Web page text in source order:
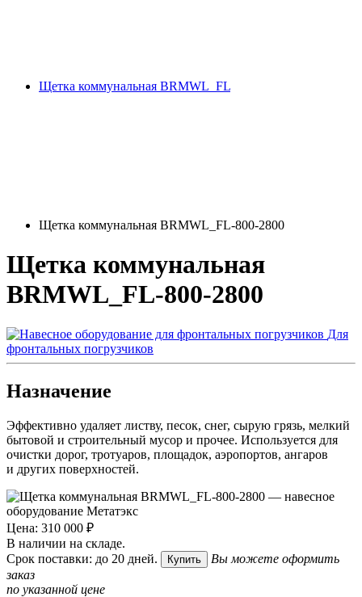
Щетка коммунальная BRMWL_FL
Щетка коммунальная BRMWL_FL-800-2800
Щетка коммунальная
BRMWL_FL-800-2800
Для
фронтальных погрузчиков
Назначение
Эффективно удаляет листву, песок, снег, сырую грязь, мелкий
бытовой и строительный мусор и прочее. Используется для
очистки дорог, тротуаров, площадок, аэропортов, ангаров
и других поверхностей.
Цена: 310 000 ₽
В наличии на складе.
Срок поставки: до 20 дней.
Купить
Вы можете оформить
заказ
по указанной цене